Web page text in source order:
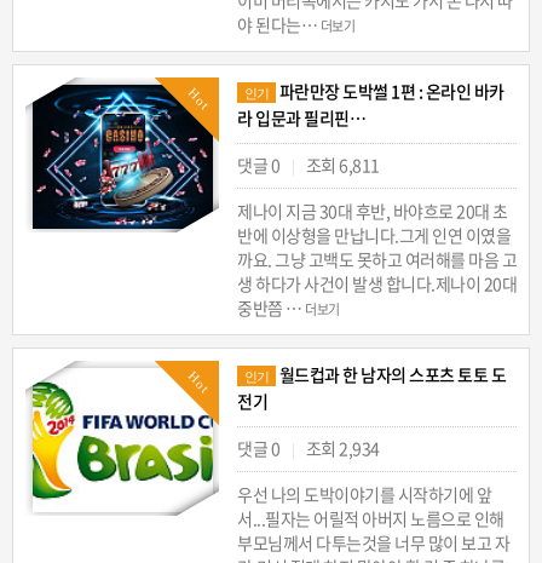
야 된다는… 더보기
Hot 인기
파란만장 도박썰 1편 : 온라인 바카
라 입문과 필리핀…
댓글 0
|
조회 6,811
제나이 지금 30대 후반, 바야흐로 20대 초
반에 이상형을 만납니다.그게 인연 이였을
까요. 그냥 고백도 못하고 여러해를 마음 고
생 하다가 사건이 발생 합니다.제나이 20대
중반쯤 … 더보기
Hot 인기
월드컵과 한 남자의 스포츠 토토 도
전기
댓글 0
|
조회 2,934
우선 나의 도박이야기를 시작하기에 앞
서...필자는 어릴적 아버지 노름으로 인해
부모님께서 다투는것을 너무 많이 보고 자